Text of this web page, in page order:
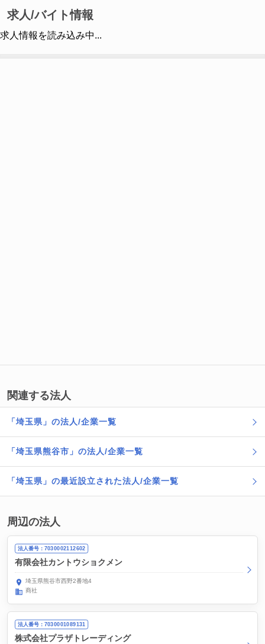
求人/バイト情報
求人情報を読み込み中...
関連する法人
「埼玉県」の法人/企業一覧
「埼玉県熊谷市」の法人/企業一覧
「埼玉県」の最近設立された法人/企業一覧
周辺の法人
法人番号：7030002112602
有限会社カントウショクメン
埼玉県熊谷市西野2番地4
商社
法人番号：7030001089131
株式会社プラザトレーディング